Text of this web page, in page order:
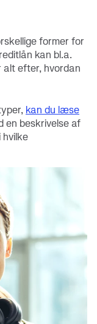
former for
kan bl.a.
alt efter, hvordan
kan du læse
en beskrivelse af
hvilke